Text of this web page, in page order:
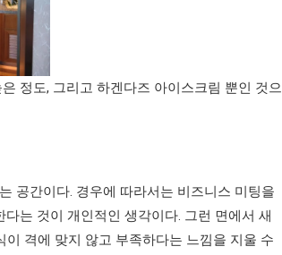
정도, 그리고 하겐다즈 아이스크림 뿐인 것으
공간이다. 경우에 따라서는 비즈니스 미팅을
는 것이 개인적인 생각이다. 그런 면에서 새
격에 맞지 않고 부족하다는 느낌을 지울 수